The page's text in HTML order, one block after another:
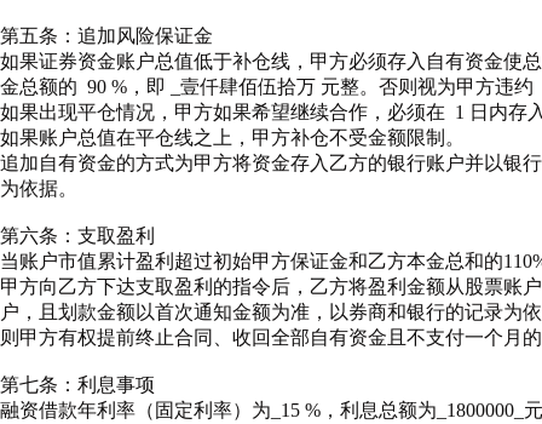
第五条：追加风险保证金
如果证券资金账户总值低于补仓线，甲方必须存入自有资金使
金总额的 90 %，即 _壹仟肆佰伍拾万 元整。否则视为甲方违约
如果出现平仓情况，甲方如果希望继续合作，必须在 1 日内存
如果账户总值在平仓线之上，甲方补仓不受金额限制。
追加自有资金的方式为甲方将资金存入乙方的银行账户并以银
为依据。
第六条：支取盈利
当账户市值累计盈利超过初始甲方保证金和乙方本金总和的
甲方向乙方下达支取盈利的指令后，乙方将盈利金额从股票账
户，且划款金额以首次通知金额为准，以券商和银行的记录为
则甲方有权提前终止合同、收回全部自有资金且不支付一个月
第七条：利息事项
融资借款年利率（固定利率）为 _15 %，利息总额为 _1800000_